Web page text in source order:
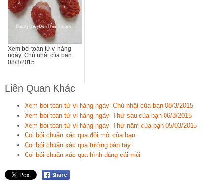
Xem bói toán tử vi hàng
ngày: Chủ nhật của bạn
08/3/2015
Liên Quan Khác
Xem bói toán tử vi hàng ngày: Chủ nhật của bạn 08/3/2015
Xem bói toán tử vi hàng ngày: Thứ sáu của bạn 06/3/2015
Xem bói toán tử vi hàng ngày: Thứ năm của bạn 05/03/2015
Coi bói chuẩn xác qua đôi môi của bạn
Coi bói chuẩn xác qua tướng bàn tay
Coi bói chuẩn xác qua hình dáng cái mũi